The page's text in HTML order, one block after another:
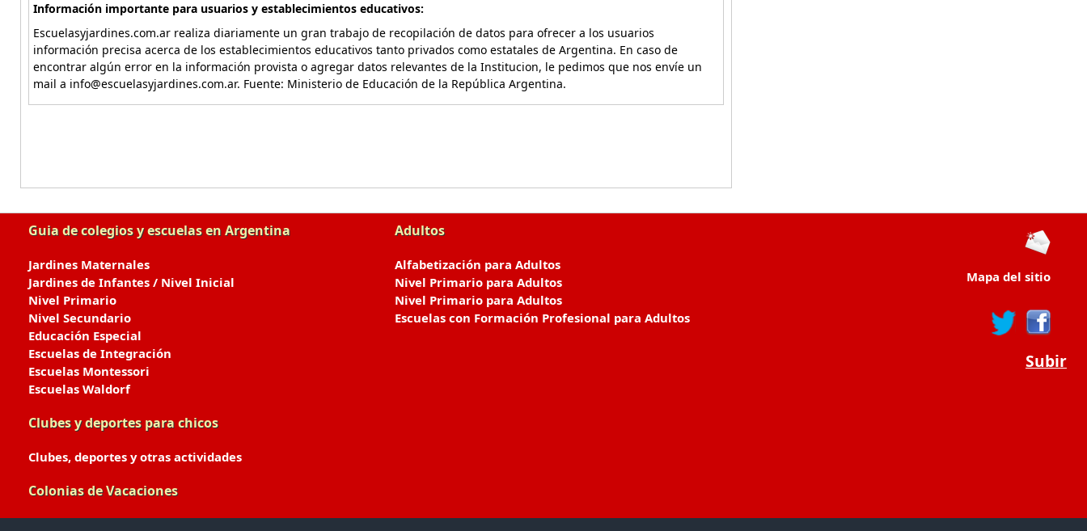
Información importante para usuarios y establecimientos educativos:
Escuelasyjardines.com.ar realiza diariamente un gran trabajo de recopilación de datos para ofrecer a los usuarios
información precisa acerca de los establecimientos educativos tanto privados como estatales de Argentina. En caso de
encontrar algún error en la información provista o agregar datos relevantes de la Institucion, le pedimos que nos envíe un
mail a info@escuelasyjardines.com.ar. Fuente: Ministerio de Educación de la República Argentina.
Guia de colegios y escuelas en Argentina
Jardines Maternales
Jardines de Infantes / Nivel Inicial
Nivel Primario
Nivel Secundario
Educación Especial
Escuelas de Integración
Escuelas Montessori
Escuelas Waldorf
Clubes y deportes para chicos
Clubes, deportes y otras actividades
Colonias de Vacaciones
Adultos
Alfabetización para Adultos
Nivel Primario para Adultos
Nivel Primario para Adultos
Escuelas con Formación Profesional para Adultos
Mapa del sitio
Subir